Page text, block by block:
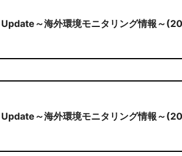
～海外環境モニタリング情報～
～海外環境モニタリング情報～